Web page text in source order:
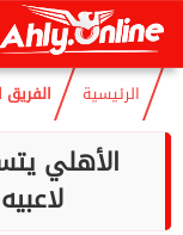
الخميس
الرئيسية الفريق
الأهلي